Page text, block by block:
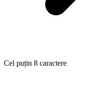
Cel puțin 8 caractere